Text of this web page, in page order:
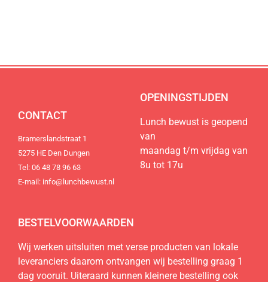
Bestel nu
Bestel nu
Bestel nu
CONTACT
Bramerslandstraat 1
5275 HE Den Dungen
Tel: 06 48 78 96 63
E-mail: info@lunchbewust.nl
OPENINGSTIJDEN
Lunch bewust is geopend
van
maandag t/m vrijdag van
8u tot 17u
BESTELVOORWAARDEN
Wij werken uitsluiten met verse producten van lokale
leveranciers daarom ontvangen wij bestelling graag 1
dag vooruit. Uiteraard kunnen kleinere bestelling ook